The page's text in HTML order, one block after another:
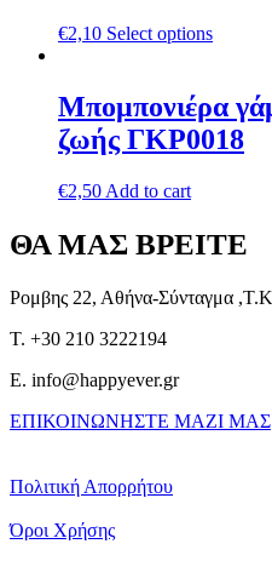
€2,10 Select options
Μπομπονιέρα
ζωής ΓΚΡ0018
€2,50 Add to cart
ΘΑ ΜΑΣ ΒΡΕΙΤΕ
Ρομβης 22, Αθήνα-Σύνταγμα
T. +30 210 3222194
E. info@happyever.gr
ΕΠΙΚΟΙΝΩΝΗΣΤΕ ΜΑΖΙ ΜΑΣ
Πολιτική Απορρήτου
Όροι Χρήσης